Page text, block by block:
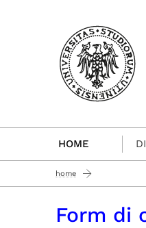
HOME
home
Form di